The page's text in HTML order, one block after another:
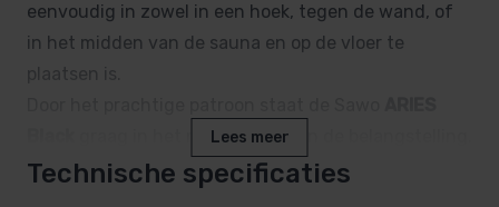
eenvoudig in zowel in een hoek, tegen de wand, of
in het midden van de sauna en op de vloer te
plaatsen is.
graag in het middelpunt van de belangstelling.
Lees meer
Technische specificaties